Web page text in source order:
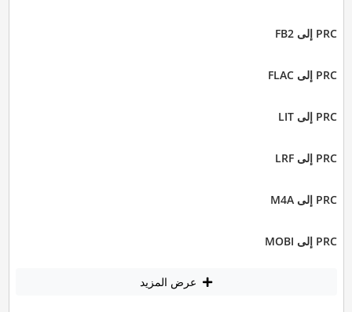
PRC إلى FB2
PRC إلى FLAC
PRC إلى LIT
PRC إلى LRF
PRC إلى M4A
PRC إلى MOBI
عرض المزيد